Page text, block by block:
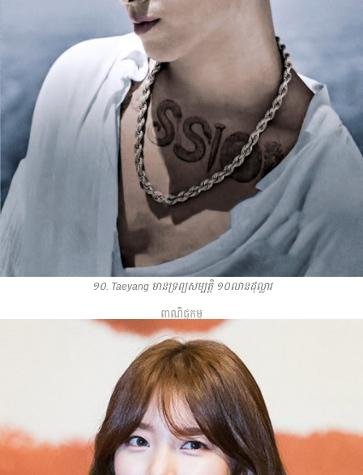
១០. Taeyang មាន​ទ្រព្យ​សម្បត្តិ​ ១០​លាន​ដុល្លារ
ពាណិជ្ជកម្ម